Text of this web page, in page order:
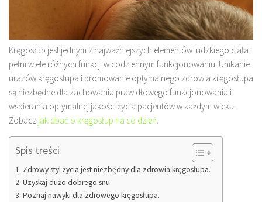
Kręgosłup jest jednym z najważniejszych elementów ludzkiego ciała i
pełni wiele różnych funkcji w codziennym funkcjonowaniu. Unikanie
urazów kręgosłupa i promowanie optymalnego zdrowia kręgosłupa
są niezbędne dla zachowania prawidłowego funkcjonowania i
wspierania optymalnej jakości życia pacjentów w każdym wieku.
Zobacz jak dbać o kręgosłup na co dzień
Spis treści
Zdrowy styl życia jest niezbędny dla zdrowia kręgosłupa.
Uzyskaj dużo dobrego snu.
Poznaj nawyki dla zdrowego kręgosłupa.